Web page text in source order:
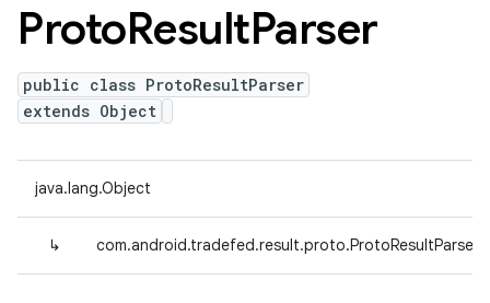
ProtoResultParser
public class ProtoResultParser
extends Object
java.lang.Object
↳ com.android.tradefed.result.proto.ProtoResultParser